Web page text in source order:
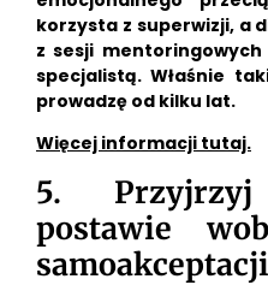
korzysta z superwizji, a
z sesji
specjalistą. Właśnie
prowadzę od kilku lat.
Więcej informacji tutaj.
5.
postawie